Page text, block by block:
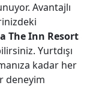
Avantajlı
The Inn Resort
Yurtdışı
kadar her
deneyim